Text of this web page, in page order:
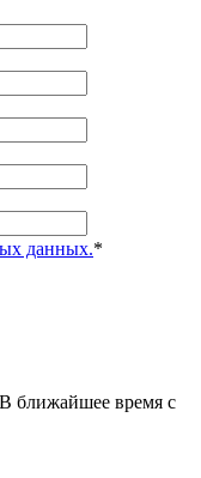
данных.*
ближайшее время с